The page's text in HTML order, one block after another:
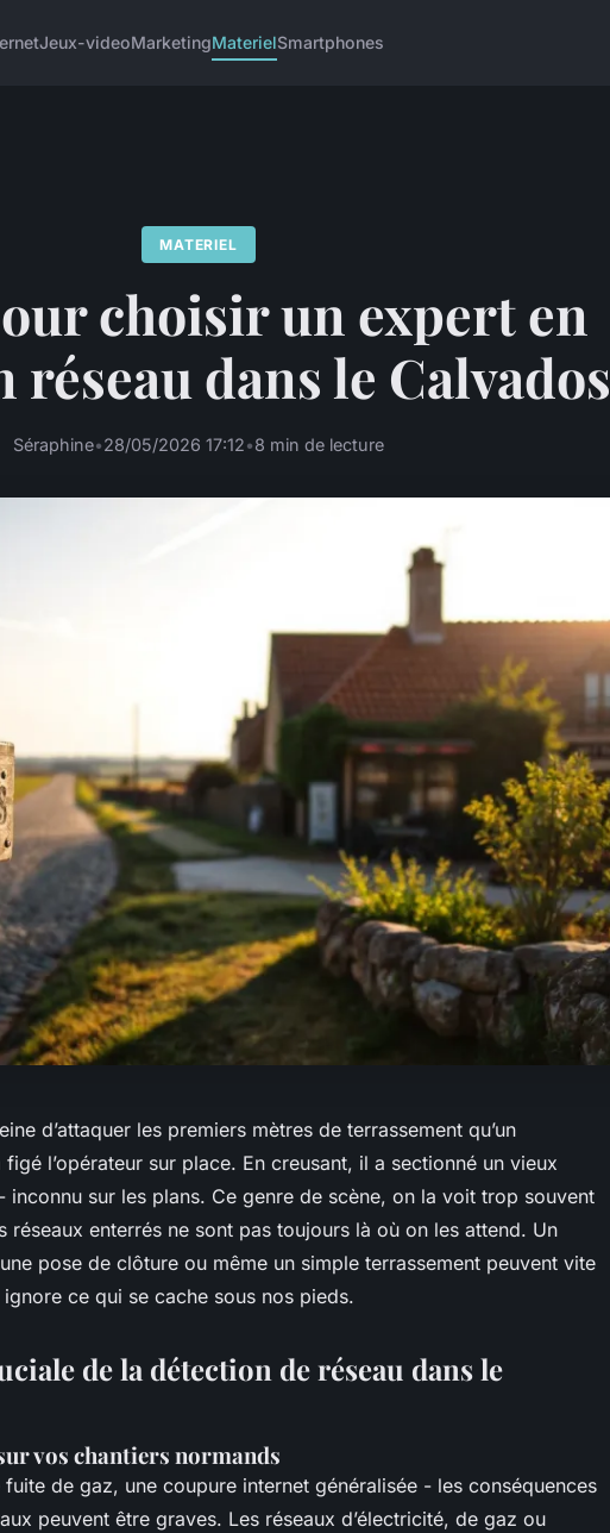
Jeux-videoMarketingMaterielSmartphones
MATERIEL
choisir un expert en
réseau dans le Calvados
Séraphine•28/05/2026 17:12•8 min de lecture
d’attaquer les premiers mètres de terrassement qu’un
l’opérateur sur place. En creusant, il a sectionné un vieux
sur les plans. Ce genre de scène, on la voit trop souvent
réseaux enterrés ne sont pas toujours là où on les attend. Un
pose de clôture ou même un simple terrassement peuvent vite
ce qui se cache sous nos pieds.
de la détection de réseau dans le
vos chantiers normands
de gaz, une coupure internet généralisée - les conséquences
peuvent être graves. Les réseaux d’électricité, de gaz ou